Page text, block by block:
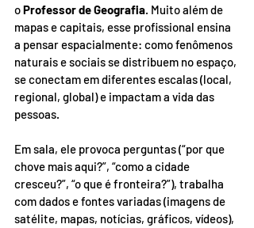
o Professor de Geografia. Muito além de
mapas e capitais, esse profissional ensina
a pensar espacialmente: como fenômenos
naturais e sociais se distribuem no espaço,
se conectam em diferentes escalas (local,
regional, global) e impactam a vida das
pessoas.
Em sala, ele provoca perguntas (“por que
chove mais aqui?”, “como a cidade
cresceu?”, “o que é fronteira?”), trabalha
com dados e fontes variadas (imagens de
satélite, mapas, notícias, gráficos, vídeos),